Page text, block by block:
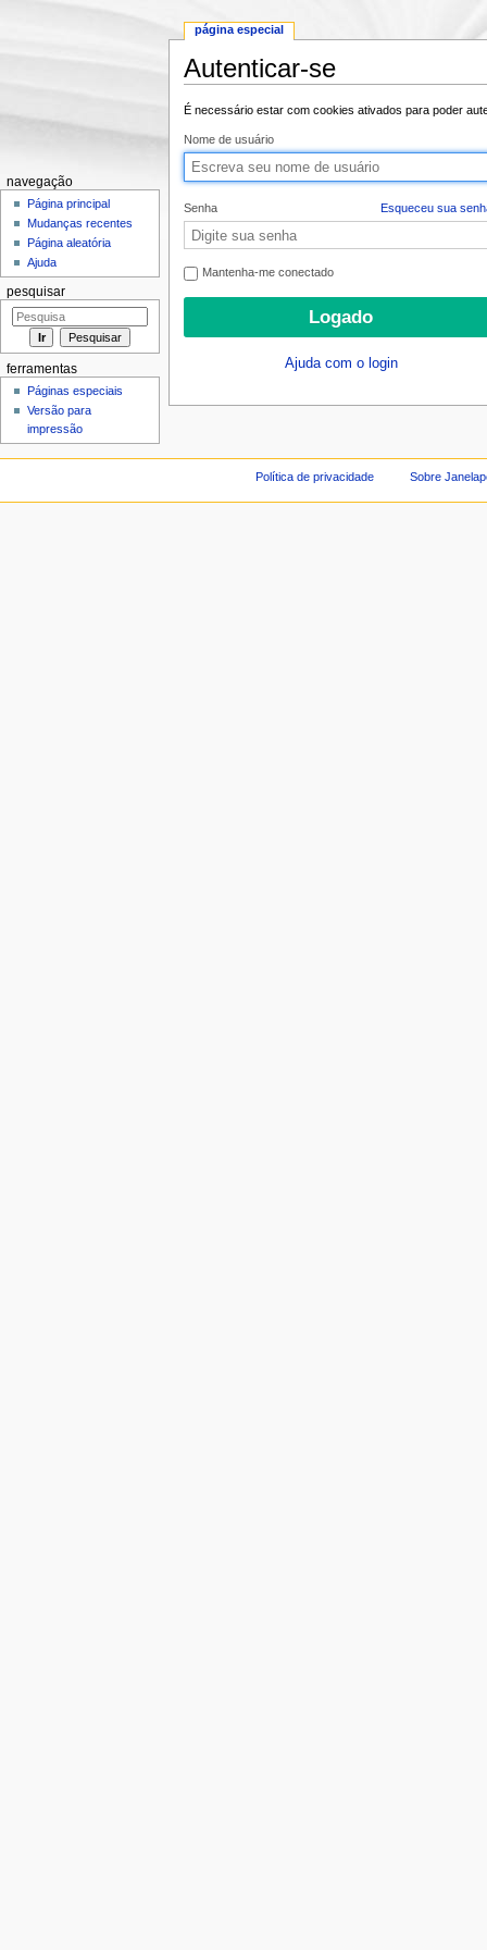
Autenticar-se
É necessário estar com cookies ativados para poder
Nome de usuário
Senha Esqueceu sua
Mantenha-me conectado
Ajuda com o login
página especial
navegação
Página principal
Mudanças recentes
Página aleatória
Ajuda
pesquisar
ferramentas
Páginas especiais
Versão para
impressão
Política de privacidade Sobre